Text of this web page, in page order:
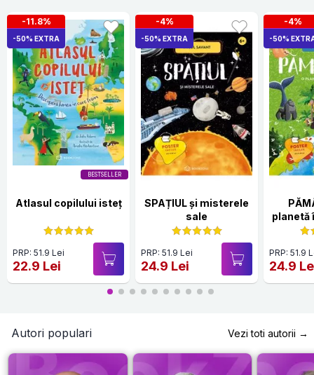
BESTSELLER
-11.8%
-50% EXTRA
Atlasul copilului isteț
PRP: 51.9 Lei
22.9 Lei
-4%
-50% EXTRA
SPAȚIUL și misterele
sale
PRP: 51.9 Lei
24.9 Lei
-4%
-50%
planetă
PRP: 51.9
24.9
Autori populari Vezi toti autorii →